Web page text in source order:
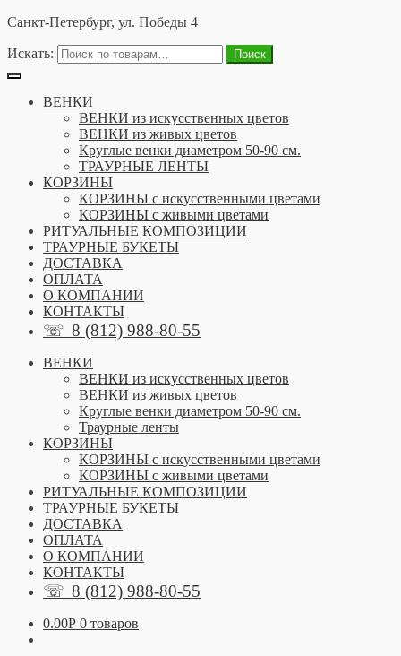
Санкт-Петербург, ул. Победы 4
Искать: Поиск
ВЕНКИ
ВЕНКИ из искусственных цветов
ВЕНКИ из живых цветов
Круглые венки диаметром 50-90 см.
ТРАУРНЫЕ ЛЕНТЫ
КОРЗИНЫ
КОРЗИНЫ с искусственными цветами
КОРЗИНЫ с живыми цветами
РИТУАЛЬНЫЕ КОМПОЗИЦИИ
ТРАУРНЫЕ БУКЕТЫ
ДОСТАВКА
ОПЛАТА
О КОМПАНИИ
КОНТАКТЫ
☏ 8 (812) 988-80-55
ВЕНКИ
ВЕНКИ из искусственных цветов
ВЕНКИ из живых цветов
Круглые венки диаметром 50-90 см.
Траурные ленты
КОРЗИНЫ
КОРЗИНЫ с искусственными цветами
КОРЗИНЫ с живыми цветами
РИТУАЛЬНЫЕ КОМПОЗИЦИИ
ТРАУРНЫЕ БУКЕТЫ
ДОСТАВКА
ОПЛАТА
О КОМПАНИИ
КОНТАКТЫ
☏ 8 (812) 988-80-55
0.00Р 0 товаров